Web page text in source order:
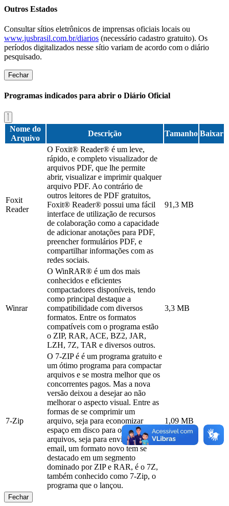
Outros Estados
Consultar sítios eletrônicos de imprensas oficiais locais ou
www.jusbrasil.com.br/diarios (necessário cadastro gratuito). Os
períodos digitalizados nesse sítio variam de acordo com o diário
pesquisado.
Fechar
Programas indicados para abrir o Diário Oficial
Nome do
Arquivo
Descrição Tamanho Baixar
Foxit
Reader
O Foxit® Reader® é um leve,
rápido, e completo visualizador de
arquivos PDF, que lhe permite
abrir, visualizar e imprimir qualquer
arquivo PDF. Ao contrário de
outros leitores de PDF gratuitos,
Foxit® Reader® possui uma fácil
interface de utilização de recursos
de colaboração como a capacidade
de adicionar anotações para PDF,
preencher formulários PDF, e
compartilhar informações com as
redes sociais.
91,3 MB
Winrar
O WinRAR® é um dos mais
conhecidos e eficientes
compactadores disponíveis, tendo
como principal destaque a
compatibilidade com diversos
formatos. Entre os formatos
compatíveis com o programa estão
o ZIP, RAR, ACE, BZ2, JAR,
LZH, 7Z, TAR e diversos outros.
3,3 MB
7-Zip
O 7-ZIP é é um programa gratuito e
um ótimo programa para compactar
arquivos e se mostra melhor que os
concorrentes pagos. Mas a nova
versão deixou a desejar ao não
melhorar o aspecto visual. Entre as
formas de se comprimir um
arquivo, seja para economizar
espaço em disco para outros
arquivos, seja para enviá-los por
email, um formato novo tem se
destacado em um segmento
dominado por ZIP e RAR, é o 7Z,
também conhecido como 7-Zip, o
programa que o lançou.
1,09 MB
Fechar